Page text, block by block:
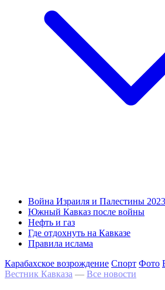
Война Израиля и Палестины 2023
Южный Кавказ после войны
Нефть и газ
Где отдохнуть на Кавказе
Правила ислама
Карабахское возрождение Спорт Фото
Вестник Кавказа — Все новости